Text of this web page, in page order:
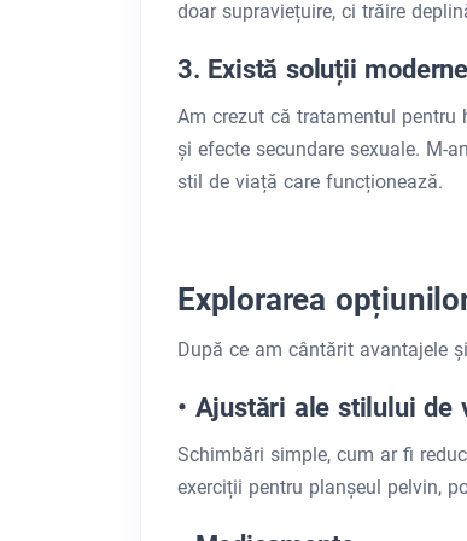
doar supraviețuire, ci trăire
3. Există soluții moderne
Am crezut că tratamentul pentru
și efecte secundare sexuale. M-
stil de viață care funcționează.
Explorarea
După ce am cântărit avantajele
• Ajustări ale stilului de
Schimbări simple, cum ar fi
exerciții pentru planșeul pelvin,